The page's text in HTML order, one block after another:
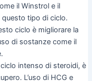
il Winstrol e il
tipo di ciclo.
ciclo è migliorare la
di sostanze come il
intenso di steroidi, è
L’uso di HCG e